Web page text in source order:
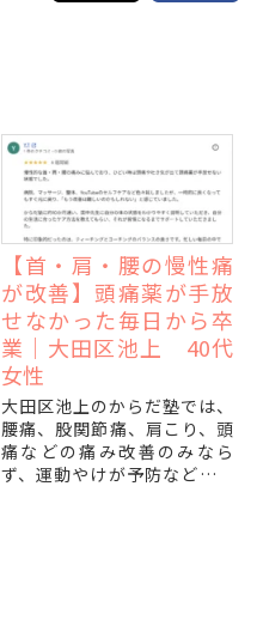
【首・肩・腰の慢性痛
が改善】頭痛薬が手放
せなかった毎日から卒
業｜大田区池上 40代
女性
大田区池上のからだ塾では、
腰痛、股関節痛、肩こり、頭
痛などの痛み改善のみなら
ず、運動やけが予防などパフ